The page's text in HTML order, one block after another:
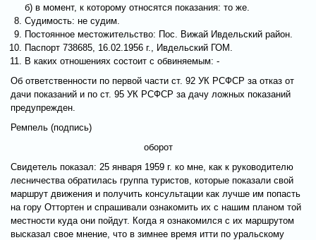
б) в момент, к которому относятся показания: то же.
Судимость: не судим.
Постоянное местожительство: Пос. Вижай Ивдельский район.
Паспорт 738685, 16.02.1956 г., Ивдельский ГОМ.
В каких отношениях состоит с обвиняемым: -
Об ответственности по первой части ст. 92 УК РСФСР за отказ от
дачи показаний и по ст. 95 УК РСФСР за дачу ложных показаний
предупрежден.
Ремпель (подпись)
оборот
Свидетель показал: 25 января 1959 г. ко мне, как к руководителю
лесничества обратилась группа туристов, которые показали свой
маршрут движения и получить консультации как лучше им попасть
на гору Оттортен и спрашивали ознакомить их с нашим планом той
местности куда они пойдут. Когда я ознакомился с их маршрутом
высказал свое мнение, что в зимнее время итти по уральскому